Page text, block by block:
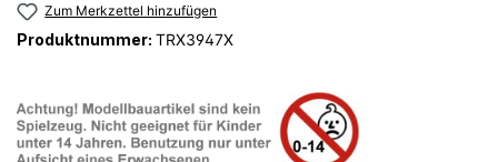
Zum Merkzettel hinzufügen
Produktnummer: TRX3947X